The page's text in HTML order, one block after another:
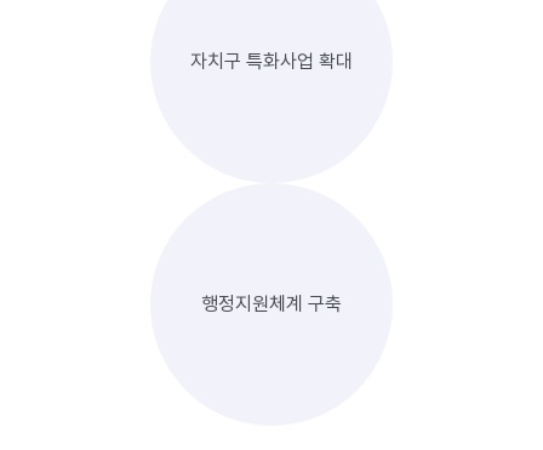
자치구 특화사업 확대
행정지원체계 구축